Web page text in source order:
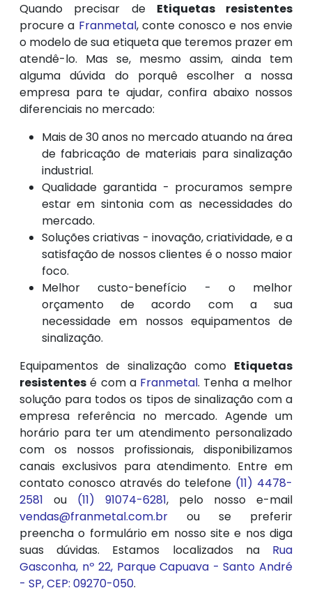
Quando precisar de Etiquetas resistentes
procure a Franmetal, conte conosco e nos envie
o modelo de sua etiqueta que teremos prazer em
atendê-lo. Mas se, mesmo assim, ainda tem
alguma dúvida do porquê escolher a nossa
empresa para te ajudar, confira abaixo nossos
diferenciais no mercado:
Mais de 30 anos no mercado atuando na área
de fabricação de materiais para sinalização
industrial.
Qualidade garantida - procuramos sempre
estar em sintonia com as necessidades do
mercado.
Soluções criativas - inovação, criatividade, e a
satisfação de nossos clientes é o nosso maior
foco.
Melhor custo-benefício - o melhor
orçamento de acordo com a sua
necessidade em nossos equipamentos de
sinalização.
Equipamentos de sinalização como Etiquetas
resistentes é com a Franmetal. Tenha a melhor
solução para todos os tipos de sinalização com a
empresa referência no mercado. Agende um
horário para ter um atendimento personalizado
com os nossos profissionais, disponibilizamos
canais exclusivos para atendimento. Entre em
contato conosco através do telefone (11) 4478-
2581 ou (11) 91074-6281, pelo nosso e-mail
vendas@franmetal.com.br ou se preferir
preencha o formulário em nosso site e nos diga
suas dúvidas. Estamos localizados na Rua
Gasconha, nº 22, Parque Capuava - Santo André
- SP, CEP: 09270-050.